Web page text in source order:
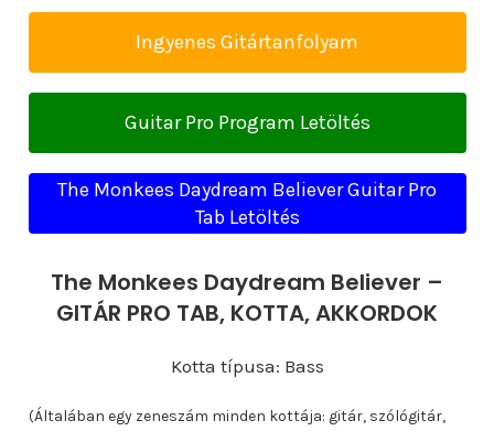
Ingyenes Gitártanfolyam
Guitar Pro Program Letöltés
The Monkees Daydream Believer Guitar Pro
Tab Letöltés
The Monkees Daydream Believer –
GITÁR PRO TAB, KOTTA, AKKORDOK
Kotta típusa: Bass
(Általában egy zeneszám minden kottája: gitár, szólógitár,